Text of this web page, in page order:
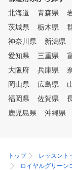
北海道
青森県
茨城県
栃木県
神奈川県
新潟県
愛知県
三重県
大阪府
兵庫県
岡山県
広島県
福岡県
佐賀県
鹿児島県
沖縄県
トップ レッスント
ロイヤルグリーン